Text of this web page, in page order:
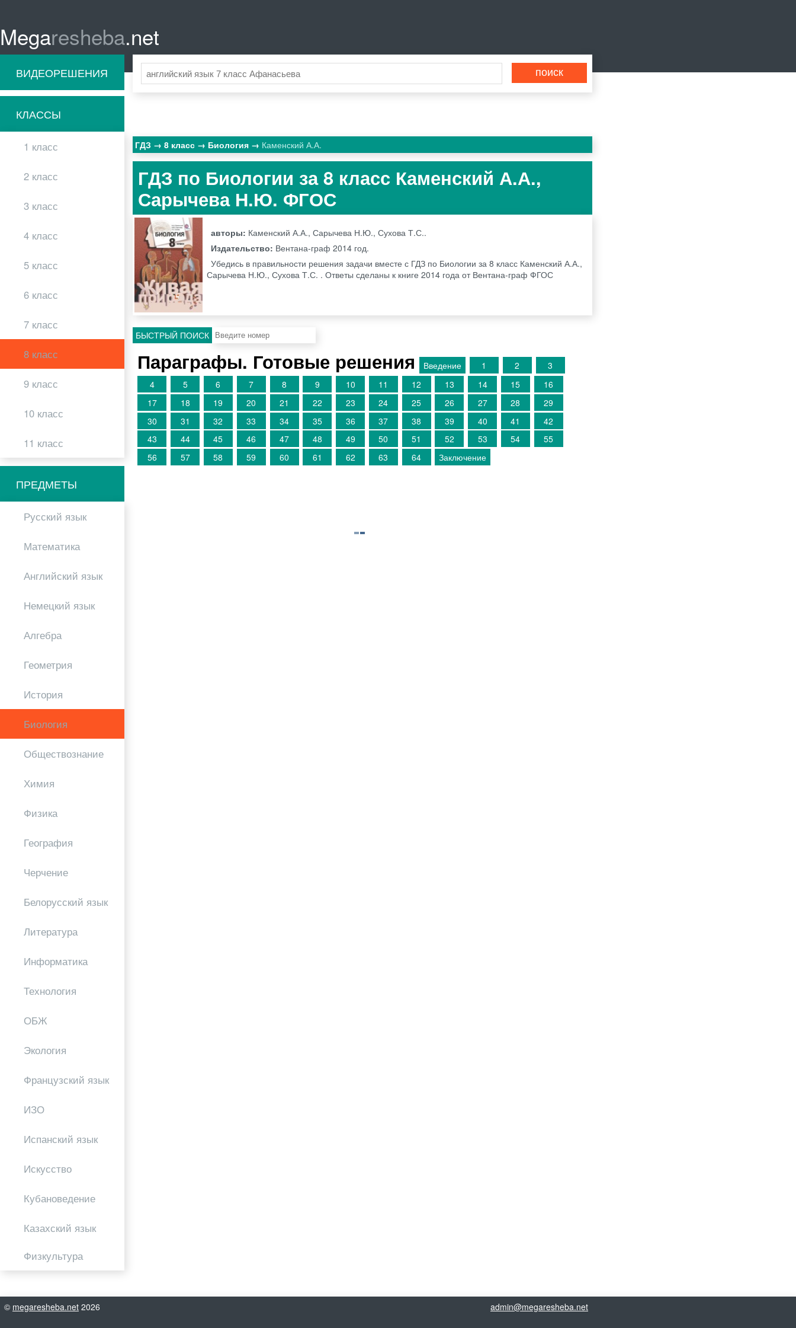
Megaresheba.net
ВИДЕОРЕШЕНИЯ
КЛАССЫ
1 класс
2 класс
3 класс
4 класс
5 класс
6 класс
7 класс
8 класс
9 класс
10 класс
11 класс
ПРЕДМЕТЫ
Русский язык
Математика
Английский язык
Немецкий язык
Алгебра
Геометрия
История
Биология
Обществознание
Химия
Физика
География
Черчение
Белорусский язык
Литература
Информатика
Технология
ОБЖ
Экология
Французский язык
ИЗО
Испанский язык
Искусство
Кубановедение
Казахский язык
Физкультура
ГДЗ 8 класс Биология Каменский А.А.
ГДЗ по Биологии за 8 класс Каменский А.А.,
Сарычева Н.Ю. ФГОС
авторы: Каменский А.А., Сарычева Н.Ю., Сухова Т.С..
Издательство: Вентана-граф 2014 год.
Убедись в правильности решения задачи вместе с ГДЗ по Биологии за 8 класс Каменский А.А.,
Сарычева Н.Ю., Сухова Т.С. . Ответы сделаны к книге 2014 года от Вентана-граф ФГОС
БЫСТРЫЙ ПОИСК
Параграфы. Готовые решения Введение 1 2
3
4
5 6 7 8 9 10 11 12 13 14 15
16
17
18 19 20 21 22 23 24 25 26 27 28
29
30
31 32 33 34 35 36 37 38 39 40 41
42
43
44 45 46 47 48 49 50 51 52 53 54
55
56
57 58 59 60 61 62 63 64 Заключение
© megaresheba.net 2026 admin@megaresheba.net